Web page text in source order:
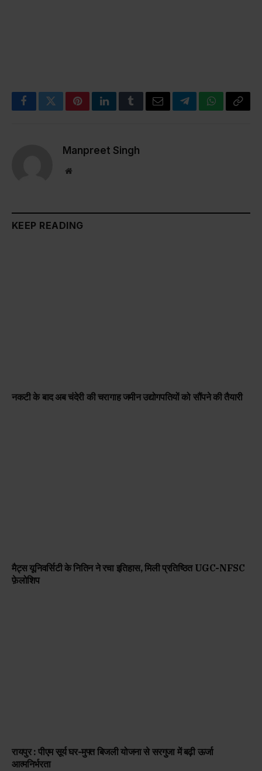
FacebookTwitterPinterestLinkedInTumblrEmailTelegramWhatsApp
Copy
Manpreet Singh
Website
KEEP READING
नकटी के बाद अब चंदेरी की चरागाह जमीन उद्योगपतियों को सौंपने की तैयारी
मैट्स यूनिवर्सिटी के नितिन ने रचा इतिहास, मिली प्रतिष्ठित UGC-NFSC
फ़ेलोशिप
रायपुर : पीएम सूर्य घर-मुफ्त बिजली योजना से सरगुजा में बढ़ी ऊर्जा
आत्मनिर्भरता